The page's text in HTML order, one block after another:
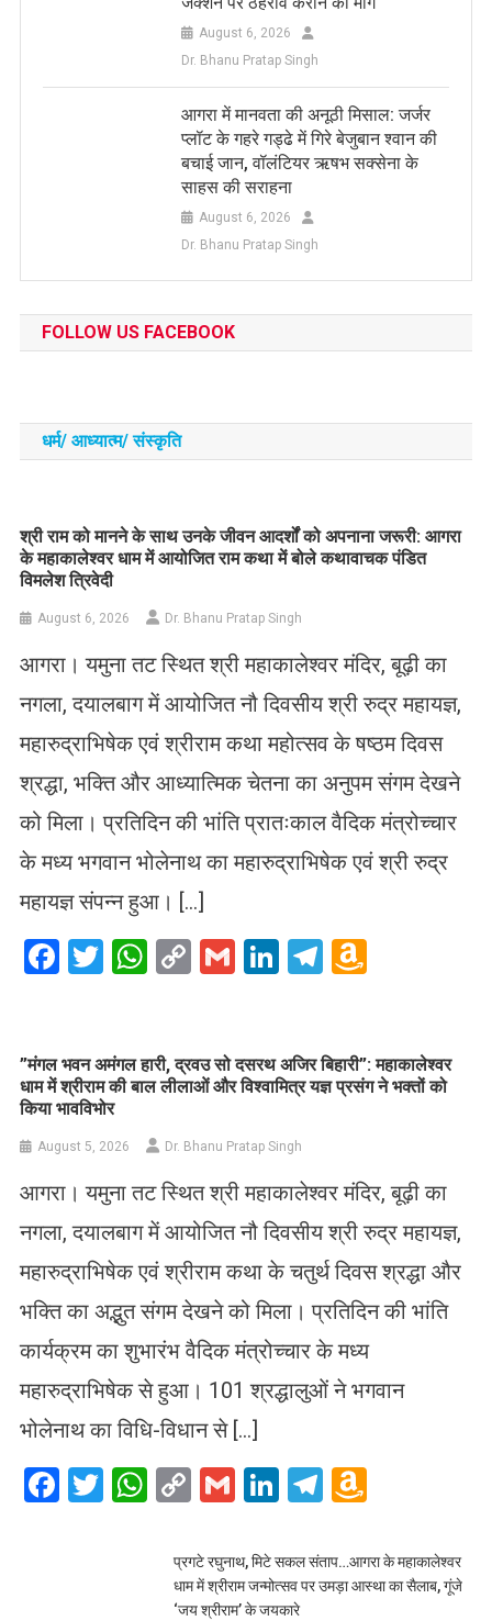
August 6, 2026
Dr. Bhanu Pratap Singh
आगरा में मानवता की अनूठी मिसाल: जर्जर
प्लॉट के गहरे गड्ढे में गिरे बेजुबान श्वान की
बचाई जान, वॉलंटियर ऋषभ सक्सेना के
साहस की सराहना
August 6, 2026
Dr. Bhanu Pratap Singh
FOLLOW US FACEBOOK
धर्म/ आध्‍यात्‍म/ संस्‍कृति
​श्री राम को मानने के साथ उनके जीवन आदर्शों को अपनाना जरूरी: आगरा
के महाकालेश्वर धाम में आयोजित राम कथा में बोले कथावाचक पंडित
विमलेश त्रिवेदी
August 6, 2026 Dr. Bhanu Pratap Singh
आगरा। यमुना तट स्थित श्री महाकालेश्वर मंदिर, बूढ़ी का
नगला, दयालबाग में आयोजित नौ दिवसीय श्री रुद्र महायज्ञ,
महारुद्राभिषेक एवं श्रीराम कथा महोत्सव के षष्ठम दिवस
श्रद्धा, भक्ति और आध्यात्मिक चेतना का अनुपम संगम देखने
को मिला। प्रतिदिन की भांति प्रातःकाल वैदिक मंत्रोच्चार
के मध्य भगवान भोलेनाथ का महारुद्राभिषेक एवं श्री रुद्र
महायज्ञ संपन्न हुआ। […]
Facebook
Twitter
WhatsApp
CopyGmailLinkedIn
Telegram
​”मंगल भवन अमंगल हारी, द्रवउ सो दसरथ अजिर बिहारी”: महाकालेश्वर
धाम में श्रीराम की बाल लीलाओं और विश्वामित्र यज्ञ प्रसंग ने भक्तों को
किया भावविभोर
August 5, 2026 Dr. Bhanu Pratap Singh
आगरा। यमुना तट स्थित श्री महाकालेश्वर मंदिर, बूढ़ी का
नगला, दयालबाग में आयोजित नौ दिवसीय श्री रुद्र महायज्ञ,
महारुद्राभिषेक एवं श्रीराम कथा के चतुर्थ दिवस श्रद्धा और
भक्ति का अद्भुत संगम देखने को मिला। प्रतिदिन की भांति
कार्यक्रम का शुभारंभ वैदिक मंत्रोच्चार के मध्य
महारुद्राभिषेक से हुआ। 101 श्रद्धालुओं ने भगवान
भोलेनाथ का विधि-विधान से […]
Facebook
Twitter
WhatsApp
CopyGmailLinkedIn
Telegram
List
प्रगटे रघुनाथ, मिटे सकल संताप…आगरा के महाकालेश्वर
धाम में श्रीराम जन्मोत्सव पर उमड़ा आस्था का सैलाब, गूंजे
‘जय श्रीराम’ के जयकारे